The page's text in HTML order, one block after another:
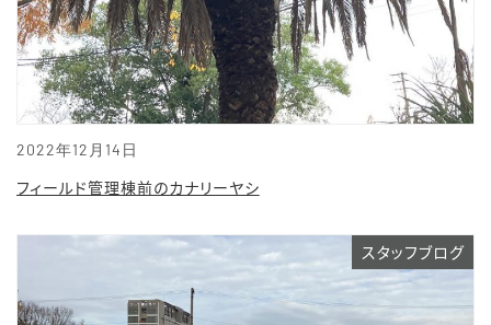
2022年12月14日
フィールド管理棟前のカナリーヤシ
スタッフブログ